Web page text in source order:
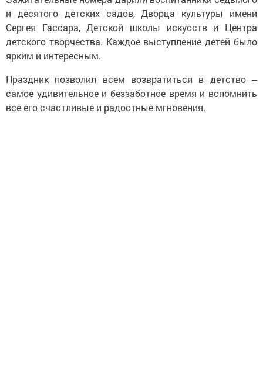
и десятого детских садов, Дворца культуры имени
Сергея Гассара, Детской школы искусств и Центра
детского творчества. Каждое выступление детей было
ярким и интересным.
Праздник позволил всем возвратиться в детство ‒
самое удивительное и беззаботное время и вспомнить
все его счастливые и радостные мгновения.